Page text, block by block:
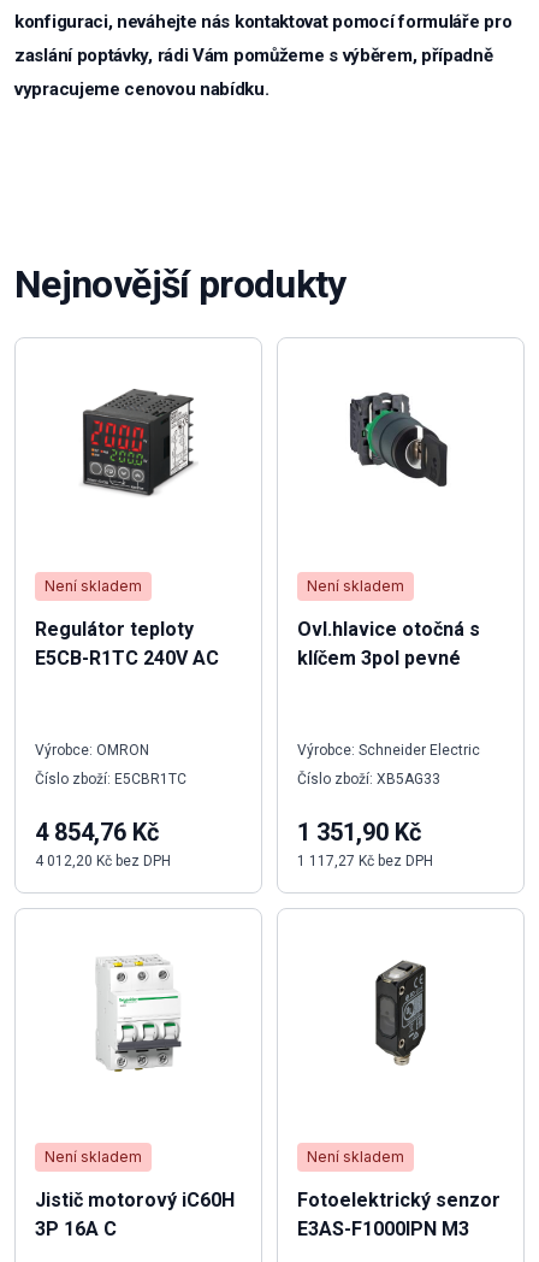
konfiguraci, neváhejte nás kontaktovat pomocí formuláře pro
zaslání poptávky, rádi Vám pomůžeme s výběrem, případně
vypracujeme cenovou nabídku.
Nejnovější produkty
Není skladem
Regulátor teploty
E5CB-R1TC 240V AC
Výrobce: OMRON
Číslo zboží: E5CBR1TC
4 854,76 Kč
4 012,20 Kč bez DPH
Není skladem
Jistič motorový iC60H
3P 16A C
Není skladem
Ovl.hlavice otočná s
klíčem 3pol pevné
Výrobce: Schneider Electric
Číslo zboží: XB5AG33
1 351,90 Kč
1 117,27 Kč bez DPH
Není skladem
Fotoelektrický senzor
E3AS-F1000IPN M3